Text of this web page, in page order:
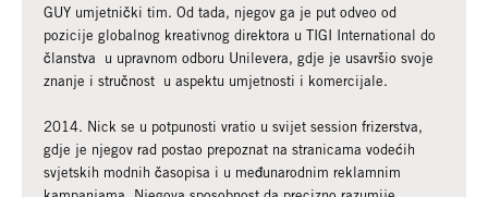
GUY umjetnički tim. Od tada, njegov ga je put odveo od
pozicije globalnog kreativnog direktora u TIGI International do
članstva u upravnom odboru Unilevera, gdje je usavršio svoje
znanje i stručnost u aspektu umjetnosti i komercijale.
2014. Nick se u potpunosti vratio u svijet session frizerstva,
gdje je njegov rad postao prepoznat na stranicama vodećih
svjetskih modnih časopisa i u međunarodnim reklamnim